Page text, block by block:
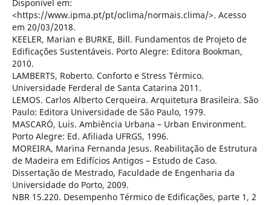
Disponível em:
<https://www.ipma.pt/pt/oclima/normais.clima/>. Acesso
em 20/03/2018.
KEELER, Marian e BURKE, Bill. Fundamentos de Projeto de
Edificações Sustentáveis. Porto Alegre: Editora Bookman,
2010.
LAMBERTS, Roberto. Conforto e Stress Térmico.
Universidade Ferderal de Santa Catarina 2011.
LEMOS. Carlos Alberto Cerqueira. Arquitetura Brasileira. São
Paulo: Editora Universidade de São Paulo, 1979.
MASCARÓ, Luis. Ambiência Urbana – Urban Environment.
Porto Alegre: Ed. Afiliada UFRGS, 1996.
MOREIRA, Marina Fernanda Jesus. Reabilitação de Estrutura
de Madeira em Edifícios Antigos – Estudo de Caso.
Dissertação de Mestrado, Faculdade de Engenharia da
Universidade do Porto, 2009.
NBR 15.220. Desempenho Térmico de Edificações, parte 1, 2